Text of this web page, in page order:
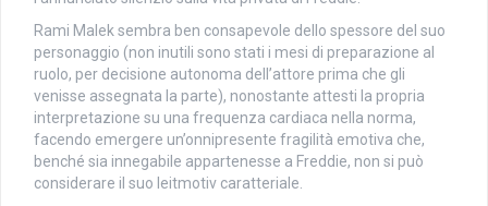
Rami Malek sembra ben consapevole dello spessore del suo
personaggio (non inutili sono stati i mesi di preparazione al
ruolo, per decisione autonoma dell’attore prima che gli
venisse assegnata la parte), nonostante attesti la propria
interpretazione su una frequenza cardiaca nella norma,
facendo emergere un’onnipresente fragilità emotiva che,
benché sia innegabile appartenesse a Freddie, non si può
considerare il suo leitmotiv caratteriale.